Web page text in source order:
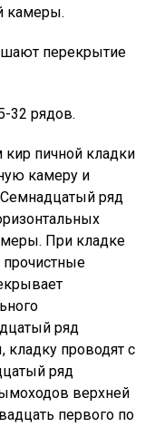
камеры.
перекрытие
32 рядов.
пичной кладки
камеру и
ряд
При кладке
прочистные
ряд
проводят с
ряд
верхней
первого по